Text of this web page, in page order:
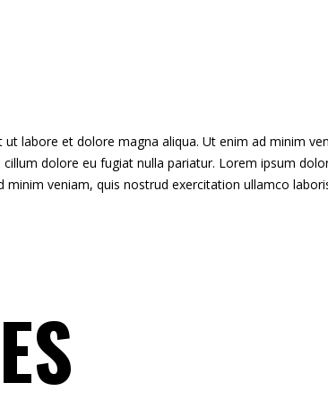
labore et dolore magna aliqua. Ut enim ad minim
dolore eu fugiat nulla pariatur. Lorem ipsum
veniam, quis nostrud exercitation ullamco